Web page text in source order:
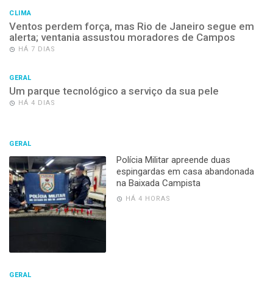
CLIMA
Ventos perdem força, mas Rio de Janeiro segue em
alerta; ventania assustou moradores de Campos
HÁ 7 DIAS
GERAL
Um parque tecnológico a serviço da sua pele
HÁ 4 DIAS
GERAL
Polícia Militar apreende duas
espingardas em casa abandonada
na Baixada Campista
HÁ 4 HORAS
GERAL